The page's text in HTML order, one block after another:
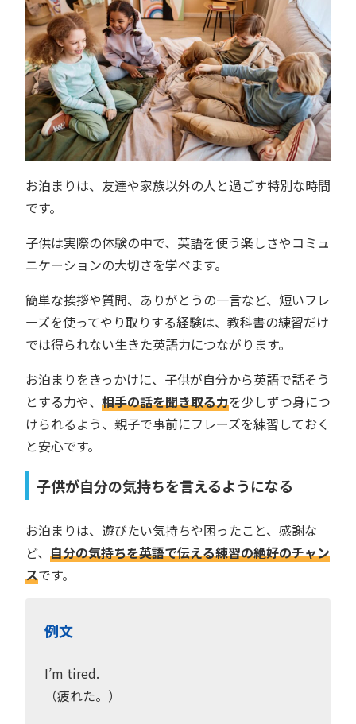
お泊まりは、友達や家族以外の人と過ごす特別な時間
です。
子供は実際の体験の中で、英語を使う楽しさやコミュ
ニケーションの大切さを学べます。
簡単な挨拶や質問、ありがとうの一言など、短いフレ
ーズを使ってやり取りする経験は、教科書の練習だけ
では得られない生きた英語力につながります。
お泊まりをきっかけに、子供が自分から英語で話そう
とする力や、 相手の話を聞き取る力を少しずつ身につ
けられるよう、親子で事前にフレーズを練習しておく
と安心です。
子供が自分の気持ちを言えるようになる
お泊まりは、遊びたい気持ちや困ったこと、感謝な
ど、 自分の気持ちを英語で伝える練習の絶好のチャン
スです。
例文
I’m tired.
（疲れた。）